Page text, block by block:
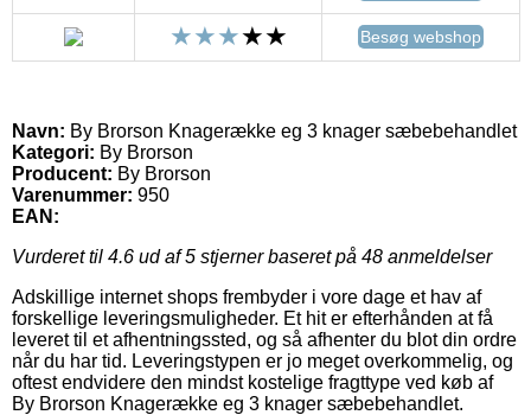
Besøg webshop
Navn: By Brorson Knagerække eg 3 knager sæbebehandlet
Kategori: By Brorson
Producent: By Brorson
Varenummer: 950
EAN:
Vurderet til 4.6 ud af 5 stjerner baseret på 48 anmeldelser
Adskillige internet shops frembyder i vore dage et hav af
forskellige leveringsmuligheder. Et hit er efterhånden at få
leveret til et afhentningssted, og så afhenter du blot din ordre
når du har tid. Leveringstypen er jo meget overkommelig, og
oftest endvidere den mindst kostelige fragttype ved køb af
By Brorson Knagerække eg 3 knager sæbebehandlet.